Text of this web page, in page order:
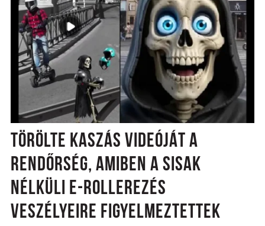
TÖRÖLTE KASZÁS VIDEÓJÁT A
RENDŐRSÉG, AMIBEN A SISAK
NÉLKÜLI E-ROLLEREZÉS
VESZÉLYEIRE FIGYELMEZTETTEK